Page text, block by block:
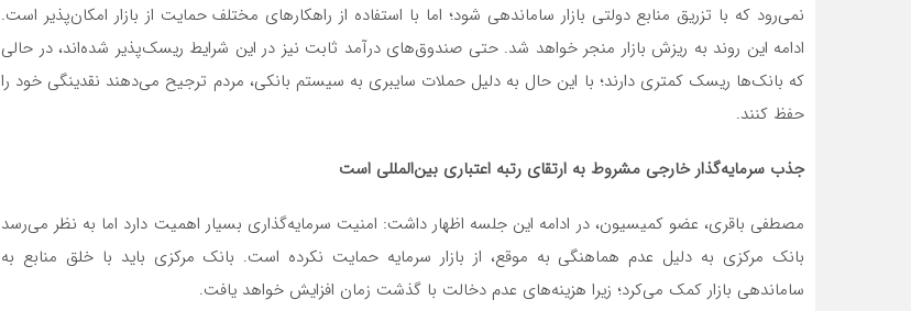
نمی‌رود که با تزریق منابع دولتی بازار ساماندهی شود؛ اما با استفاده از راهکارهای مختلف حمایت از بازار امکان‌پذیر است.
ادامه این روند به ریزش بازار منجر خواهد شد. حتی صندوق‌های درآمد ثابت نیز در این شرایط ریسک‌پذیر شده‌اند، در حالی
که بانک‌ها ریسک کمتری دارند؛ با این حال به دلیل حملات سایبری به سیستم بانکی، مردم ترجیح می‌دهند نقدینگی خود را
حفظ کنند.
جذب سرمایه‌گذار خارجی مشروط به ارتقای رتبه اعتباری بین‌المللی است
مصطفی باقری، عضو کمیسیون، در ادامه این جلسه اظهار داشت: امنیت سرمایه‌گذاری بسیار اهمیت دارد اما به نظر می‌رسد
بانک مرکزی به دلیل عدم هماهنگی به موقع، از بازار سرمایه حمایت نکرده است. بانک مرکزی باید با خلق منابع به
ساماندهی بازار کمک می‌کرد؛ زیرا هزینه‌های عدم دخالت با گذشت زمان افزایش خواهد یافت.